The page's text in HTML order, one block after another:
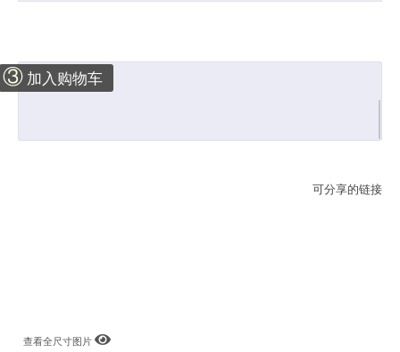
③ 加入购物车
可分享的链接
查看全尺寸图片